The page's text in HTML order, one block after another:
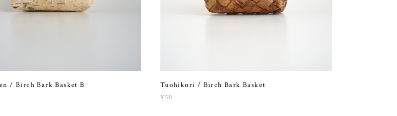
/ Birch Bark Basket B Tuohikori / Birch Bark Basket
¥50